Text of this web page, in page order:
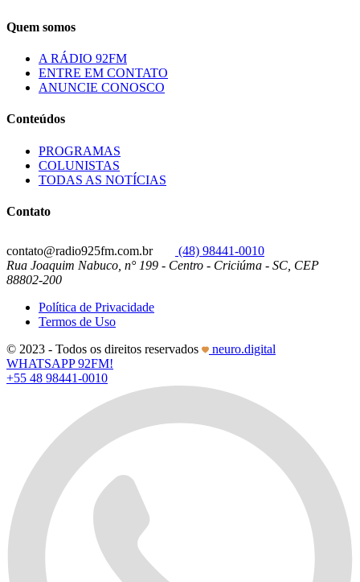
Quem somos
A RÁDIO 92FM
ENTRE EM CONTATO
ANUNCIE CONOSCO
Conteúdos
PROGRAMAS
COLUNISTAS
TODAS AS NOTÍCIAS
Contato
contato@radio925fm.com.br
(48) 98441-0010
Rua Joaquim Nabuco, n° 199 - Centro - Criciúma - SC, CEP
88802-200
Política de Privacidade
Termos de Uso
© 2023 - Todos os direitos reservados
neuro.digital
WHATSAPP 92FM!
+55 48 98441-0010